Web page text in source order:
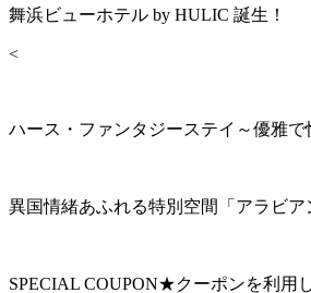
舞浜ビューホテル by HULIC 誕生！
<
ハース・ファンタジーステイ～優雅で
異国情緒あふれる特別空間「アラビ
SPECIAL COUPON★クーポンを利用